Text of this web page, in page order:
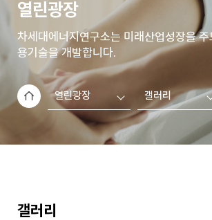
열린광장
차세대에너지연구소는 미래산업성장을
용기술을 개발합니다.
열린광장 갤러리
갤러리